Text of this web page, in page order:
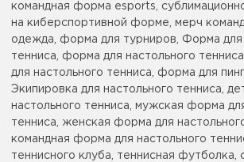
командная форма esports,
на киберспортивной форме, мерч
одежда, форма для турниров, Форма для
тенниса, форма для настольного
для настольного тенниса, форма для
Экипировка для настольного тенниса,
настольного тенниса, мужская форма
тенниса, женская форма для
командная форма для настольного
теннисного клуба, теннисная футболка,